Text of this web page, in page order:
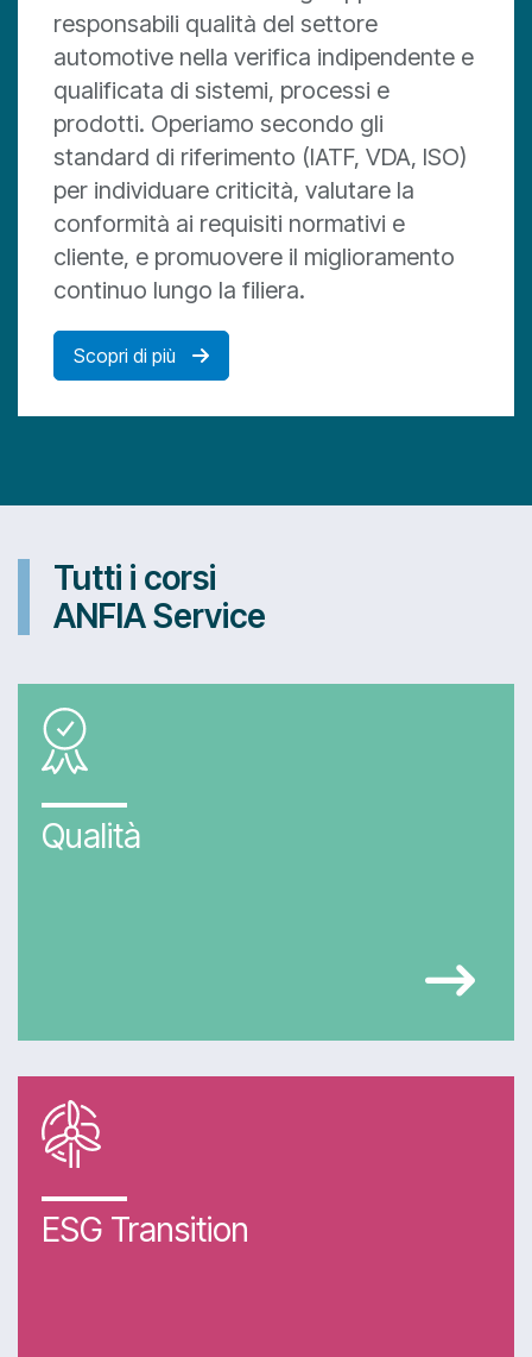
responsabili qualità del settore
automotive nella verifica indipendente e
qualificata di sistemi, processi e
prodotti. Operiamo secondo gli
standard di riferimento (IATF, VDA, ISO)
per individuare criticità, valutare la
conformità ai requisiti normativi e
cliente, e promuovere il miglioramento
continuo lungo la filiera.
Scopri di più
Tutti i corsi
ANFIA Service
Qualità
ESG Transition